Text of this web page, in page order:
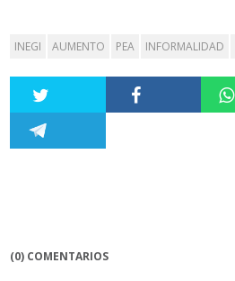
INEGI AUMENTO PEA INFORMALIDAD
(0) COMENTARIOS